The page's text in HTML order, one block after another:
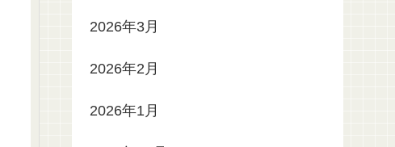
2026年3月
2026年2月
2026年1月